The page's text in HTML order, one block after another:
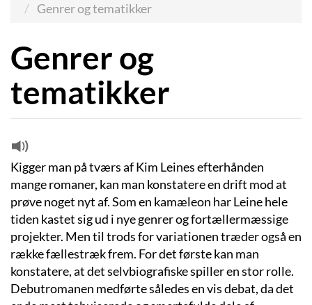
Genrer og tematikker
Genrer og
tematikker
Kigger man på tværs af Kim Leines efterhånden
mange romaner, kan man konstatere en drift mod at
prøve noget nyt af. Som en kamæleon har Leine hele
tiden kastet sig ud i nye genrer og fortællermæssige
projekter. Men til trods for variationen træder også en
række fællestræk frem. For det første kan man
konstatere, at det selvbiografiske spiller en stor rolle.
Debutromanen medførte således en vis debat, da det